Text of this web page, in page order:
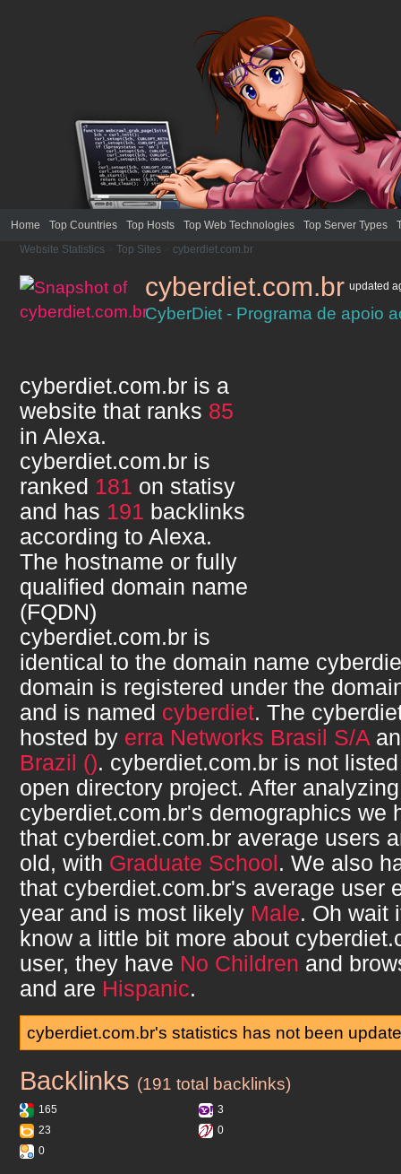
Home Top Countries Top Hosts Top Web Technologies Top Server Types
Website Statistics
Top Sites cyberdiet.com.br
cyberdiet.com.br updated
CyberDiet - Programa de apoio
cyberdiet.com.br is a
website that ranks 85
in Alexa.
cyberdiet.com.br is
ranked 181 on statisy
and has 191 backlinks
according to Alexa.
The hostname or fully
qualified domain name
(FQDN)
cyberdiet.com.br is
identical to the domain name
domain is registered under the
and is named cyberdiet. The
hosted by erra Networks Brasil S/A
Brazil (). cyberdiet.com.br is not
open directory project. After analyzing
cyberdiet.com.br's demographics we
that cyberdiet.com.br average users
old, with Graduate School . We also
that cyberdiet.com.br's average user
year and is most likely Male. Oh wait
know a little bit more about
user, they have No Children and
and are Hispanic.
cyberdiet.com.br's statistics has not been
cyberdiet.com.br
Backlinks (191 total backlinks)
165
3
23
0
0